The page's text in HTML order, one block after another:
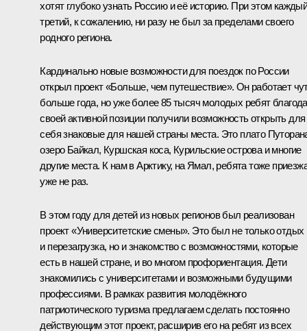
хотят глубоко узнать Россию и её историю. При этом
третий, к сожалению, ни разу не был за пределами своего
родного региона.
Кардинально новые возможности для поездок по России
открыл проект «Больше, чем путешествие». Он работает
больше года, но уже более 85 тысяч молодых ребят
своей активной позиции получили возможность открыть для
себя знаковые для нашей страны места. Это плато
озеро Байкал, Куршская коса, Курильские острова и многие
другие места. К нам в Арктику, на Ямал, ребята тоже
уже не раз.
В этом году для детей из новых регионов был реализован
проект «Университетские смены». Это был не только отдых
и перезагрузка, но и знакомство с возможностями, которые
есть в нашей стране, и во многом профориентация. Дети
знакомились с университетами и возможными будущими
профессиями. В рамках развития молодёжного
патриотического туризма предлагаем сделать постоянно
действующим этот проект, расширив его на ребят из всех